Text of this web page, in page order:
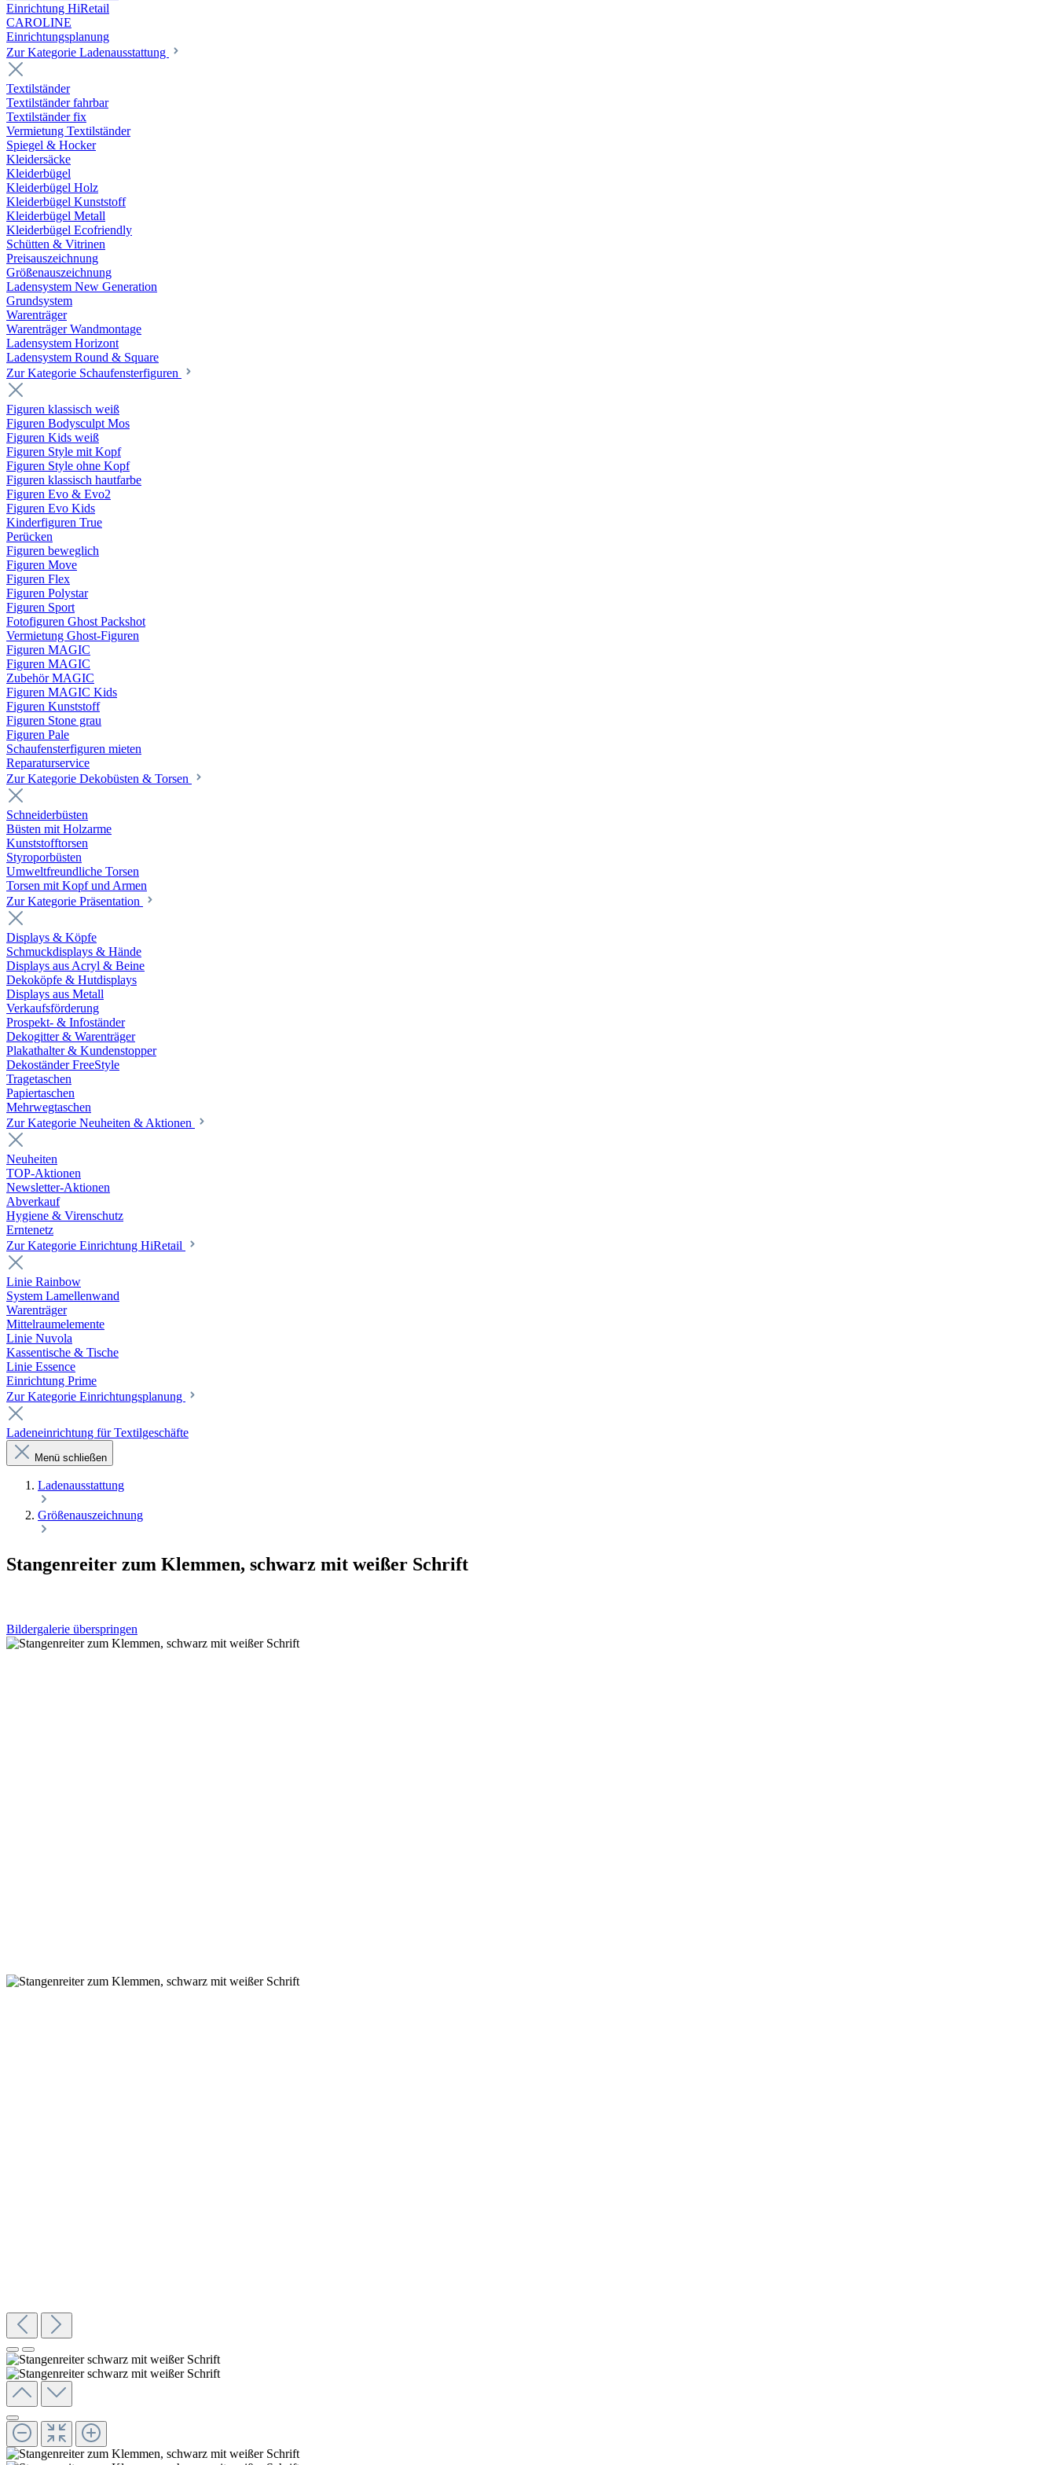
Einrichtung HiRetail
CAROLINE
Einrichtungsplanung
Zur Kategorie Laden­ausstattung
Textilständer
Textilständer fahrbar
Textilständer fix
Vermietung Textilständer
Spiegel & Hocker
Kleidersäcke
Kleiderbügel
Kleiderbügel Holz
Kleiderbügel Kunststoff
Kleiderbügel Metall
Kleiderbügel Ecofriendly
Schütten & Vitrinen
Preisauszeichnung
Größenauszeichnung
Ladensystem New Generation
Grundsystem
Warenträger
Warenträger Wandmontage
Ladensystem Horizont
Ladensystem Round & Square
Zur Kategorie Schaufenster­figuren
Figuren klassisch weiß
Figuren Bodysculpt Mos
Figuren Kids weiß
Figuren Style mit Kopf
Figuren Style ohne Kopf
Figuren klassisch hautfarbe
Figuren Evo & Evo2
Figuren Evo Kids
Kinderfiguren True
Perücken
Figuren beweglich
Figuren Move
Figuren Flex
Figuren Polystar
Figuren Sport
Fotofiguren Ghost Packshot
Vermietung Ghost-Figuren
Figuren MAGIC
Figuren MAGIC
Zubehör MAGIC
Figuren MAGIC Kids
Figuren Kunststoff
Figuren Stone grau
Figuren Pale
Schaufensterfiguren mieten
Reparaturservice
Zur Kategorie Dekobüsten & Torsen
Schneiderbüsten
Büsten mit Holzarme
Kunststofftorsen
Styroporbüsten
Umweltfreundliche Torsen
Torsen mit Kopf und Armen
Zur Kategorie Präsentation
Displays & Köpfe
Schmuckdisplays & Hände
Displays aus Acryl & Beine
Dekoköpfe & Hutdisplays
Displays aus Metall
Verkaufsförderung
Prospekt- & Infoständer
Dekogitter & Warenträger
Plakathalter & Kundenstopper
Dekoständer FreeStyle
Tragetaschen
Papiertaschen
Mehrwegtaschen
Zur Kategorie Neuheiten & Aktionen
Neuheiten
TOP-Aktionen
Newsletter-Aktionen
Abverkauf
Hygiene & Virenschutz
Erntenetz
Zur Kategorie Einrichtung HiRetail
Linie Rainbow
System Lamellenwand
Warenträger
Mittelraumelemente
Linie Nuvola
Kassentische & Tische
Linie Essence
Einrichtung Prime
Zur Kategorie Einrichtungsplanung
Ladeneinrichtung für Textilgeschäfte
Menü schließen
Laden­ausstattung
Größenauszeichnung
Stangenreiter zum Klemmen, schwarz mit weißer Schrift
Bildergalerie überspringen